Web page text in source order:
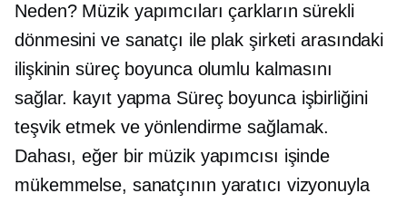
Neden? Müzik yapımcıları çarkların sürekli
dönmesini ve sanatçı ile plak şirketi arasındaki
ilişkinin süreç boyunca olumlu kalmasını
sağlar. kayıt yapma Süreç boyunca işbirliğini
teşvik etmek ve yönlendirme sağlamak.
Dahası, eğer bir müzik yapımcısı işinde
mükemmelse, sanatçının yaratıcı vizyonuyla